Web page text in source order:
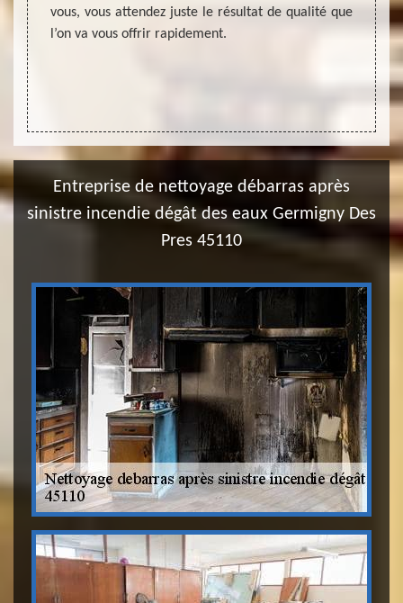
en la
vous, vous attendez juste le résultat de qualité que
l’on va vous offrir rapidement.
pour
Entreprise de nettoyage débarras après
sinistre incendie dégât des eaux Germigny Des
Pres 45110